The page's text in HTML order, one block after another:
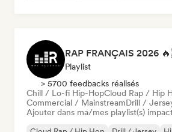
Playlist
> 5700 feedbacks réalisés
Chill / Lo-fi Hip-HopCloud Rap / Hip
Commercial / MainstreamDrill /
Ajouter dans ma/mes playlist(s)